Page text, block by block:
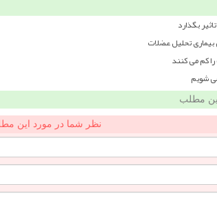
بگذارد
تحلیل عضلات
کم می کنند
شویم
مطلب
نظر شما در مورد این